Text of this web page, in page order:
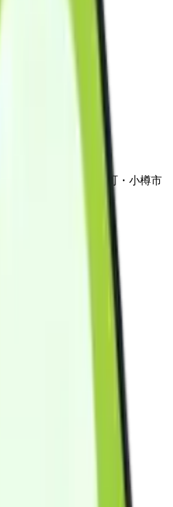
はら
６丁目37-32
川村・古平町・積丹町・小樽市